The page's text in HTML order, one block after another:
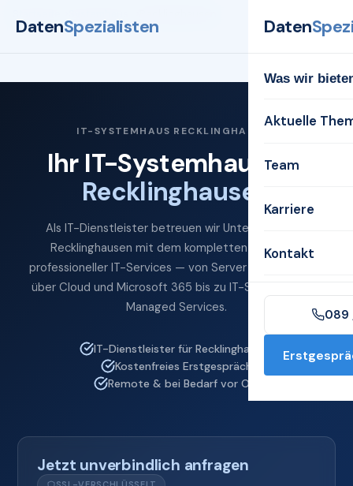
DatenSpezialisten Daten
Was wir
Aktuelle
Team
Karriere
Kontakt
089
IT-SYSTEMHAUS RECKLINGHAUSEN
Ihr IT-Systemhaus für
Recklinghausen
Als IT-Dienstleister betreuen wir Unternehmen in
Recklinghausen mit dem kompletten Spektrum
professioneller IT-Services — von Server und Netzwerk
über Cloud und Microsoft 365 bis zu IT-Sicherheit und
Managed Services.
IT-Dienstleister für Recklinghausen
Kostenfreies Erstgespräch
Remote & bei Bedarf vor Ort
Jetzt unverbindlich anfragen